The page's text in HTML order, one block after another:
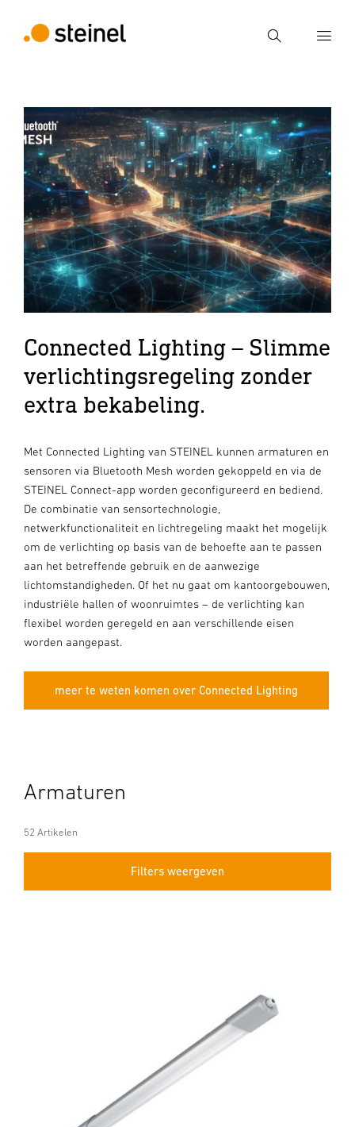
Zoek
Zoek
Voer een zoekterm in
Connected Lighting – Slimme
verlichtingsregeling zonder
extra bekabeling.
Met Connected Lighting van STEINEL kunnen armaturen en
sensoren via Bluetooth Mesh worden gekoppeld en via de
STEINEL Connect-app worden geconfigureerd en bediend.
De combinatie van sensortechnologie,
netwerkfunctionaliteit en lichtregeling maakt het mogelijk
om de verlichting op basis van de behoefte aan te passen
aan het betreffende gebruik en de aanwezige
lichtomstandigheden. Of het nu gaat om kantoorgebouwen,
industriële hallen of woonruimtes – de verlichting kan
flexibel worden geregeld en aan verschillende eisen
worden aangepast.
meer te weten komen over Connected Lighting
Armaturen
52 Artikelen
Filters weergeven